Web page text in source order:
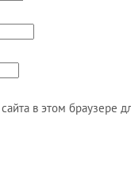
в этом браузере